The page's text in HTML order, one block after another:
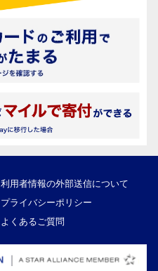
利用者情報の外部送信について
プライバシーポリシー
よくあるご質問